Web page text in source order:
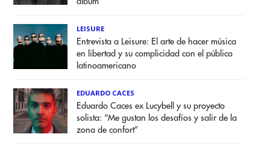
LEISURE
Entrevista a Leisure: El arte de hacer música
en libertad y su complicidad con el público
latinoamericano
EDUARDO CACES
Eduardo Caces ex Lucybell y su proyecto
solista: “Me gustan los desafíos y salir de la
zona de confort”